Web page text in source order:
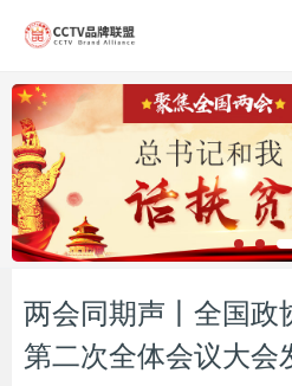
两会同期声丨全国政
第二次全体会议大会